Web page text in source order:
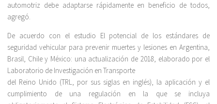
automotriz debe adaptarse rápidamente en beneficio de todos,
agregó.
De acuerdo con el estudio El potencial de los estándares de
seguridad vehicular para prevenir muertes y lesiones en Argentina,
Brasil, Chile y México: una actualización de 2018, elaborado por el
Laboratorio de Investigación en Transporte
del Reino Unido (TRL, por sus siglas en inglés), la aplicación y el
cumplimiento de una regulación en la que se incluya